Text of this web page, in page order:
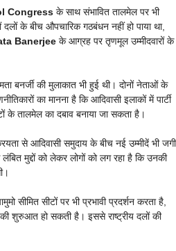
Congress के साथ संभावित तालमेल पर भी
दलों के बीच औपचारिक गठबंधन नहीं हो पाया था,
Banerjee के आग्रह पर तृणमूल उम्मीदवारों के
बनर्जी की मुलाकात भी हुई थी। दोनों नेताओं के
का मानना है कि आदिवासी इलाकों में पार्टी
के तालमेल का दबाव बनाया जा सकता है।
से आदिवासी समुदाय के बीच नई उम्मीदें भी जगी
मुद्दों को लेकर लोगों को लग रहा है कि उनकी
सीमित सीटों पर भी प्रभावी प्रदर्शन करता है,
शुरुआत हो सकती है। इससे राष्ट्रीय दलों की